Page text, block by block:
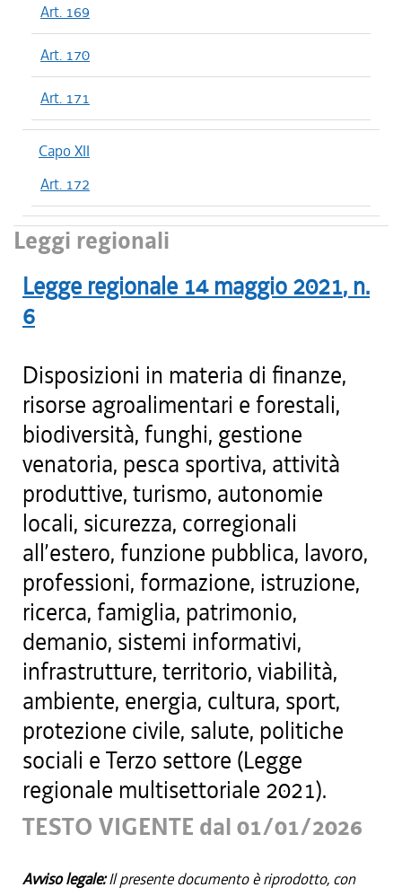
Art. 169
Art. 170
Art. 171
Capo XII
Art. 172
Leggi regionali
Legge regionale 14 maggio 2021, n.
6
Disposizioni in materia di finanze,
risorse agroalimentari e forestali,
biodiversità, funghi, gestione
venatoria, pesca sportiva, attività
produttive, turismo, autonomie
locali, sicurezza, corregionali
all’estero, funzione pubblica, lavoro,
professioni, formazione, istruzione,
ricerca, famiglia, patrimonio,
demanio, sistemi informativi,
infrastrutture, territorio, viabilità,
ambiente, energia, cultura, sport,
protezione civile, salute, politiche
sociali e Terzo settore (Legge
regionale multisettoriale 2021).
TESTO VIGENTE dal 01/01/2026
Avviso legale:Il presente documento è riprodotto, con